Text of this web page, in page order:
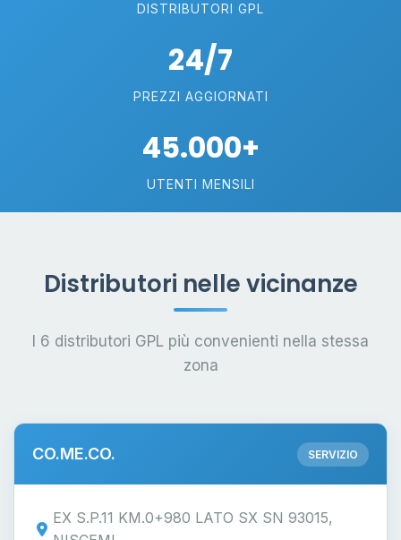
DISTRIBUTORI GPL
24/7
PREZZI AGGIORNATI
45.000+
UTENTI MENSILI
Distributori nelle vicinanze
I 6 distributori GPL più convenienti nella stessa
zona
CO.ME.CO. SERVIZIO
EX S.P.11 KM.0+980 LATO SX SN 93015,